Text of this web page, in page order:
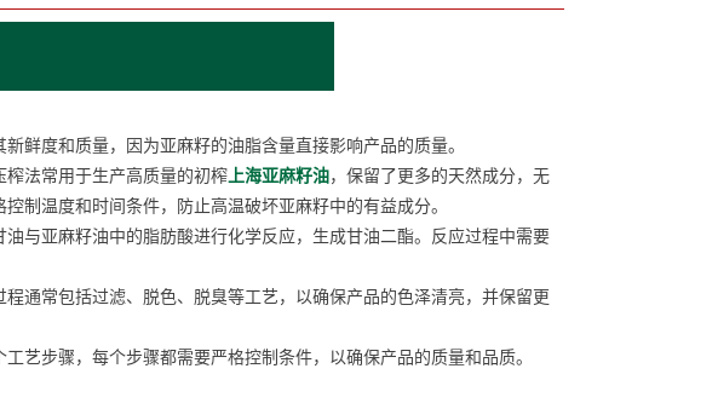
度和质量，因为亚麻籽的油脂含量直接影响产品的质量。
法常用于生产高质量的初榨上海亚麻籽油，保留了更多的天然成分，无
制温度和时间条件，防止高温破坏亚麻籽中的有益成分。
亚麻籽油中的脂肪酸进行化学反应，生成甘油二酯。反应过程中需要
常包括过滤、脱色、脱臭等工艺，以确保产品的色泽清亮，并保留更
步骤，每个步骤都需要严格控制条件，以确保产品的质量和品质。